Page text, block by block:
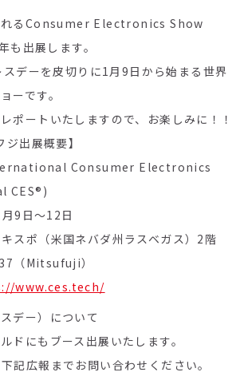
れるConsumer Electronics Show
も出展します。
デーを皮切りに1月9日から始まる世界
ーです。
ポートいたしますので、お楽しみに！！
出展概要】
Consumer Electronics
CES®)
9日～12日
スポ（米国ネバダ州ラスベガス）2階
（Mitsufuji）
www.ces.tech/
デー）について
ドにもブース出展いたします。
記広報までお問い合わせください。